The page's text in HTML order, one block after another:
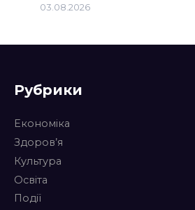
03.08.2026
Рубрики
Економіка
Здоров’я
Культура
Освіта
Події